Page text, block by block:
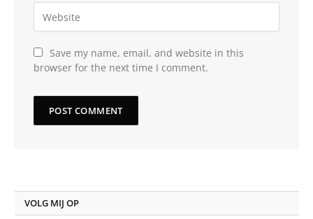
Save my name, email, and website in this
browser for the next time I comment.
VOLG MIJ OP